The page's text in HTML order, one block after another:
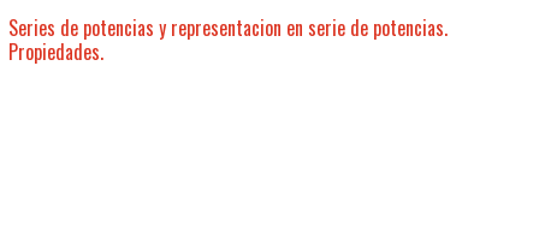
Series de potencias y representacion en serie de potencias.
Propiedades.